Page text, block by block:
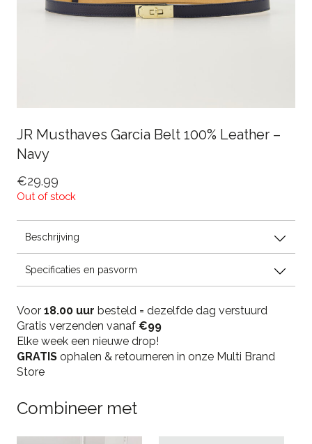
JR Musthaves Garcia Belt 100% Leather –
Navy
€29.99
Out of stock
Beschrijving
Specificaties en pasvorm
Voor 18.00 uur besteld = dezelfde dag verstuurd
Gratis verzenden vanaf €99
Elke week een nieuwe drop!
GRATIS ophalen & retourneren in onze Multi Brand
Store
Combineer met